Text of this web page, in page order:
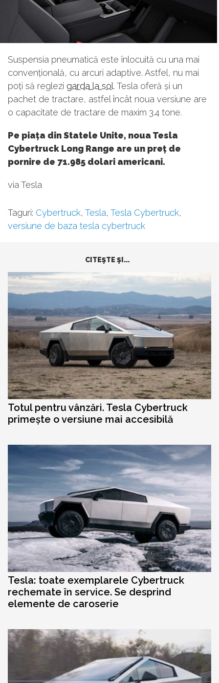
Suspensia pneumatică este înlocuită cu una mai
convențională, cu arcuri adaptive. Astfel, nu mai
poți să reglezi garda la sol. Tesla oferă și un
pachet de tractare, astfel încât noua versiune are
o capacitate de tractare de maxim 3.4 tone.
Pe piața din Statele Unite, noua Tesla
Cybertruck Long Range are un preț de
pornire de 71.985 dolari americani.
via Tesla
Taguri: Cybertruck, Tesla, Tesla Cybertruck,
versiune de baza tesla cybertruck
CITEŞTE ŞI...
Totul pentru vânzări. Tesla Cybertruck
primește o versiune mai accesibilă
Tesla: toate exemplarele Cybertruck
rechemate în service. Se desprind
elemente de caroserie